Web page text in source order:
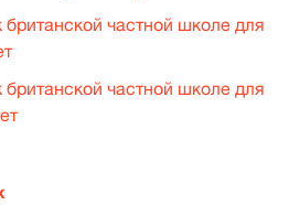
британской частной школе для
британской частной школе для